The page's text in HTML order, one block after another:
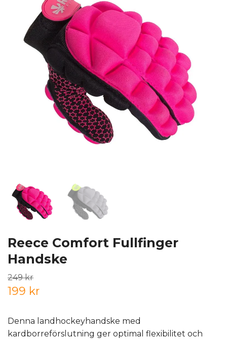
Reece Comfort Fullfinger
Handske
249 kr
199 kr
Denna landhockeyhandske med
kardborreförslutning ger optimal flexibilitet och